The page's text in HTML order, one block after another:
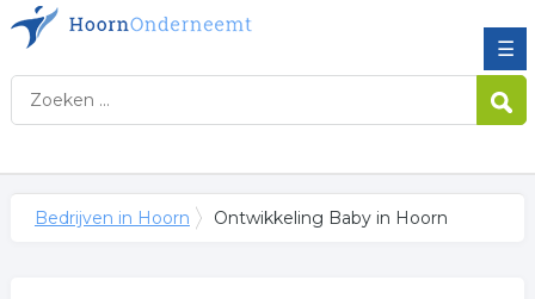
☰
Bedrijven in Hoorn Ontwikkeling Baby in Hoorn